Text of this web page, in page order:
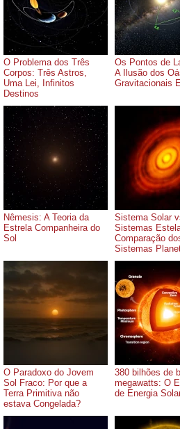
O Problema dos Três
Corpos: Três Astros,
Uma Lei, Infinitos
Destinos
Os Pontos de
A Ilusão dos
Gravitacionais
Nêmesis: A Teoria da
Estrela Companheira do
Sol
Sistema Solar
Sistemas
Comparação
Sistemas
O Paradoxo do Jovem
Sol Fraco: Por que a
Terra Primitiva não
estava Congelada?
380 bilhões de
megawatts: O
de Energia